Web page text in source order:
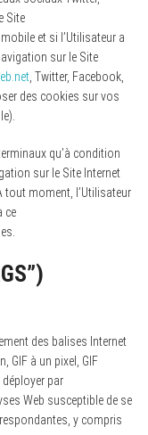
Site
et si l’Utilisateur a
sur le Site
, Twitter, Facebook,
des cookies sur vos
qu’à condition
sur le Site Internet
tout moment, l’Utilisateur
ce
des balises Internet
GIF à un pixel, GIF
par
Web susceptible de se
y compris